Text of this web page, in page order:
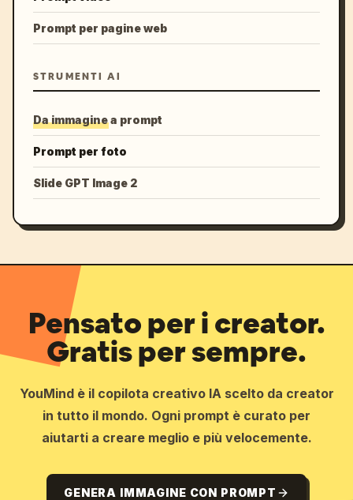
Prompt per pagine web
STRUMENTI AI
Da immagine a prompt
Prompt per foto
Slide GPT Image 2
Pensato per i creator.
Gratis per sempre.
YouMind è il copilota creativo IA scelto da creator
in tutto il mondo. Ogni prompt è curato per
aiutarti a creare meglio e più velocemente.
GENERA IMMAGINE CON PROMPT